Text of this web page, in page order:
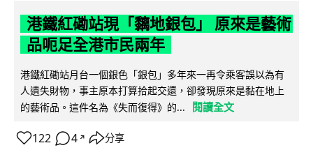
港鐵紅磡站現「黐地銀包」 原來是藝術
品呃足全港市民兩年
港鐵紅磡站月台一個銀色「銀包」多年來一再令乘客誤以為有
人遺失財物，事主原本打算拾起交還，卻發現原來是黏在地上
的藝術品。這件名為《失而復得》的...
閱讀全文
122 4 ↗ 分享